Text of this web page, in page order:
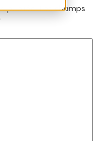
publiée. Les champs